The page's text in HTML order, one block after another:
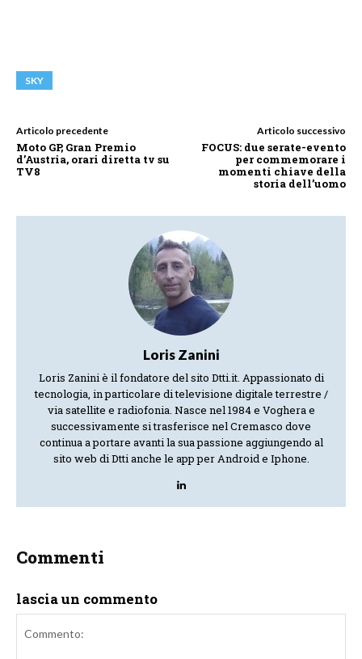
SKY
Articolo precedente
Moto GP, Gran Premio
d’Austria, orari diretta tv su
TV8
Articolo successivo
FOCUS: due serate-evento
per commemorare i
momenti chiave della
storia dell’uomo
Loris Zanini
Loris Zanini è il fondatore del sito Dtti.it. Appassionato di
tecnologia, in particolare di televisione digitale terrestre /
via satellite e radiofonia. Nasce nel 1984 e Voghera e
successivamente si trasferisce nel Cremasco dove
continua a portare avanti la sua passione aggiungendo al
sito web di Dtti anche le app per Android e Iphone.
Commenti
lascia un commento